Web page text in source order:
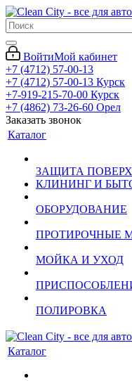
ВойтиМой кабинет
+7 (4712) 57-00-13
+7 (4712) 57-00-13 Курск
+7-919-215-70-00 Курск
+7 (4862) 73-26-60 Орел
Заказать звонок
Каталог
ЗАЩИТА
КЛИНИНГ И
ОБОРУДОВАНИЕ
ПРОТИРОЧНЫЕ
МОЙКА И УХОД
ПОЛИРОВКА
Каталог